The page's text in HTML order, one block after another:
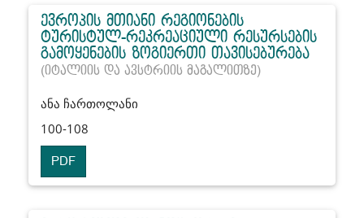
ევროპის მთიანი რეგიონების
ტურისტულ-რეკრეაციული რესურსების
გამოყენების ზოგიერთი თავისებურება
(იტალიის და ავსტრიის მაგალითზე)
ანა ჩართოლანი
100-108
PDF